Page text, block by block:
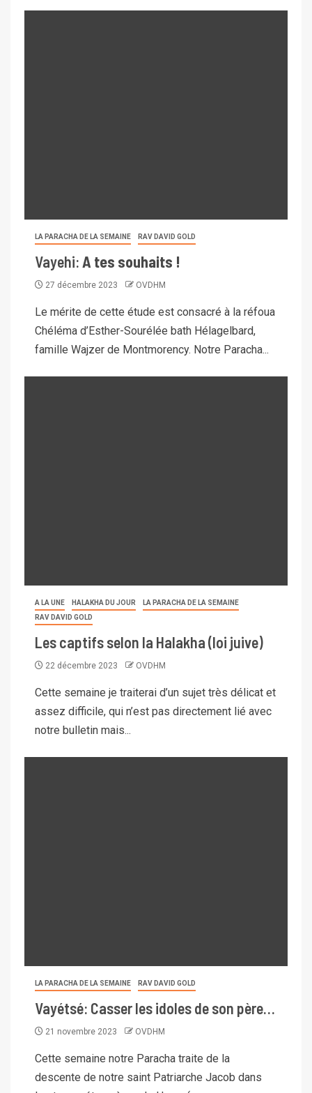
LA PARACHA DE LA SEMAINE RAV DAVID GOLD
Vayehi:A tes souhaits !
27 décembre 2023 OVDHM
Le mérite de cette étude est consacré à la réfoua
Chéléma d’Esther-Sourélée bath Hélagelbard,
famille Wajzer de Montmorency. Notre Paracha...
A LA UNE HALAKHA DU JOUR
LA PARACHA DE LA SEMAINE
RAV DAVID GOLD
Les captifs selon la Halakha (loi juive)
22 décembre 2023 OVDHM
Cette semaine je traiterai d’un sujet très délicat et
assez difficile, qui n’est pas directement lié avec
notre bulletin mais...
LA PARACHA DE LA SEMAINE RAV DAVID GOLD
Vayétsé: Casser les idoles de son père…
21 novembre 2023 OVDHM
Cette semaine notre Paracha traite de la
descente de notre saint Patriarche Jacob dans